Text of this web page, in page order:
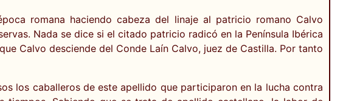
romana haciendo cabeza del linaje al patricio romano Calvo
Nada se dice si el citado patricio radicó en la Península Ibérica
Calvo desciende del Conde Laín Calvo, juez de Castilla. Por tanto
los caballeros de este apellido que participaron en la lucha contra